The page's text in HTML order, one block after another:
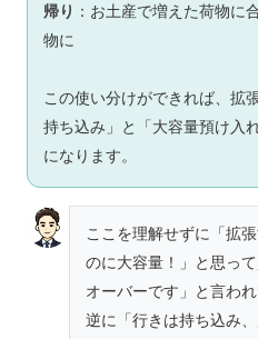
帰り ：お土産で増えた荷物に
物に
この使い分けができれば、拡
持ち込み」と「大容量預け入
になります。
ここを理解せずに「拡
のに大容量！」と思っ
オーバーです」と言わ
逆に「行きは持ち込み